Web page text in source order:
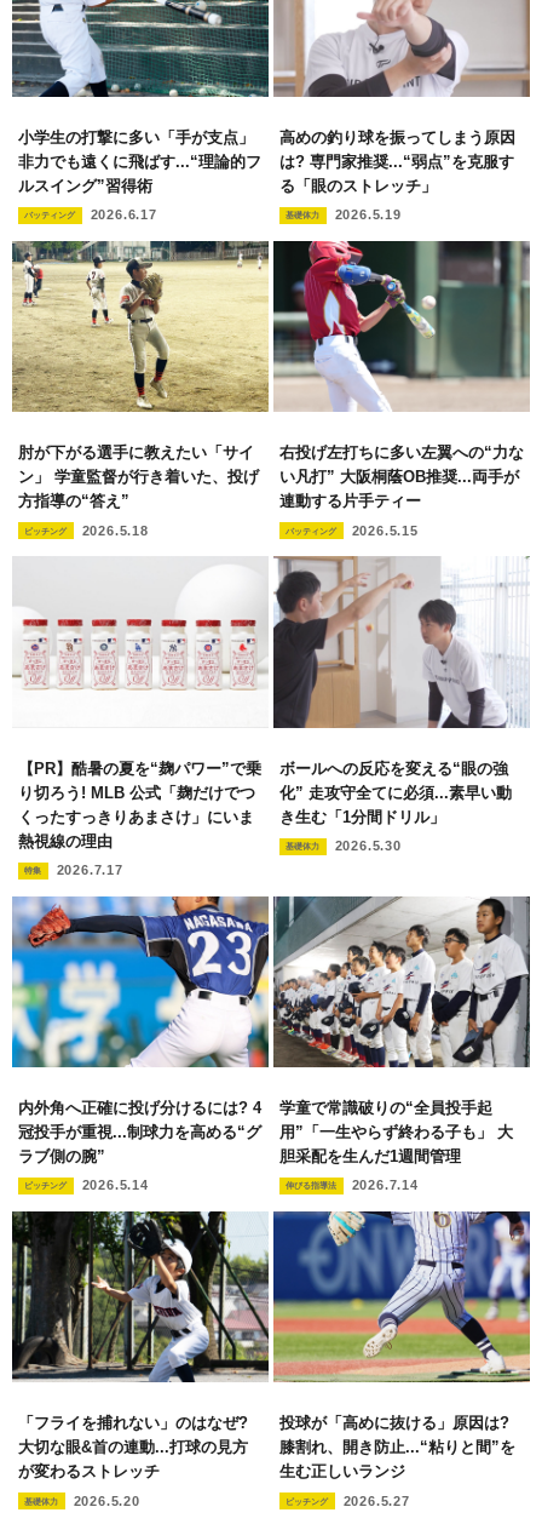
小学生の打撃に多い「手が支点」
非力でも遠くに飛ばす...“理論的フ
ルスイング”習得術
バッティング 2026.6.17
高めの釣り球を振ってしまう原因
は? 専門家推奨...“弱点”を克服す
る「眼のストレッチ」
基礎体力 2026.5.19
肘が下がる選手に教えたい「サイ
ン」 学童監督が行き着いた、投げ
方指導の“答え”
ピッチング 2026.5.18
右投げ左打ちに多い左翼への“力な
い凡打” 大阪桐蔭OB推奨...両手が
連動する片手ティー
バッティング 2026.5.15
【PR】酷暑の夏を“麹パワー”で乗
り切ろう! MLB 公式「麹だけでつ
くったすっきりあまさけ」にいま
熱視線の理由
特集 2026.7.17
ボールへの反応を変える“眼の強
化” 走攻守全てに必須...素早い動
き生む「1分間ドリル」
基礎体力 2026.5.30
内外角へ正確に投げ分けるには? 4
冠投手が重視...制球力を高める“グ
ラブ側の腕”
ピッチング 2026.5.14
学童で常識破りの“全員投手起
用”「一生やらず終わる子も」 大
胆采配を生んだ1週間管理
伸びる指導法 2026.7.14
「フライを捕れない」のはなぜ?
大切な眼&首の連動...打球の見方
が変わるストレッチ
基礎体力 2026.5.20
投球が「高めに抜ける」原因は?
膝割れ、開き防止...“粘りと間”を
生む正しいランジ
ピッチング 2026.5.27